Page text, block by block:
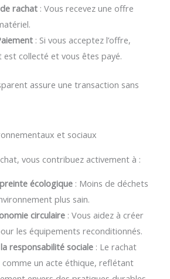
rachat : Vous recevez une offre
: Si vous acceptez l’offre,
est collecté et vous êtes payé.
assure une transaction sans
et sociaux
vous contribuez activement à :
écologique : Moins de déchets
plus sain.
circulaire : Vous aidez à créer
les équipements reconditionnés.
responsabilité sociale : Le rachat
un acte éthique, reflétant